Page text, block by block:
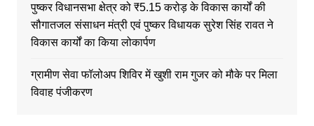
पुष्कर विधानसभा क्षेत्र को ₹5.15 करोड़ के विकास कार्यों की
सौगातजल संसाधन मंत्री एवं पुष्कर विधायक सुरेश सिंह रावत ने
विकास कार्यों का किया लोकार्पण
ग्रामीण सेवा फॉलोअप शिविर में खुशी राम गुजर को मौके पर मिला
विवाह पंजीकरण